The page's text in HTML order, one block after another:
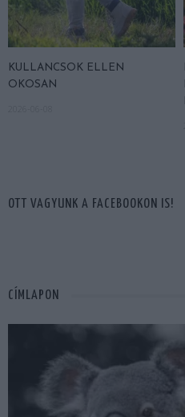
KULLANCSOK ELLEN
OKOSAN
OTT VAGYUNK A FACEBOOKON IS!
CÍMLAPON